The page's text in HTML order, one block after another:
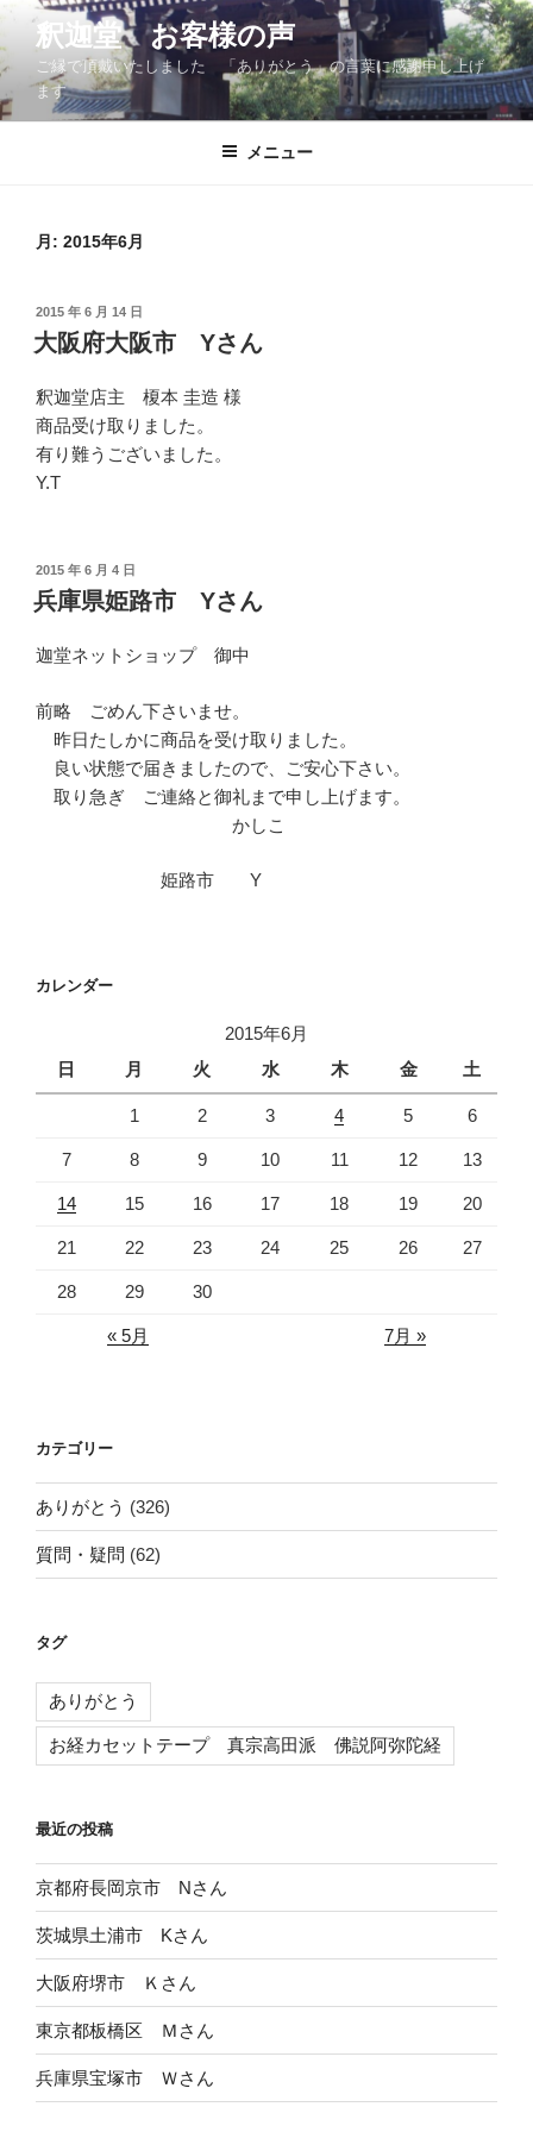
コ
テ
ン
ツ
釈迦堂 お客様の声
ご縁で頂戴いたしました 「ありがとう」の言葉に感謝申し上げ
ます
メニュー
月: 2015年6月
投
稿
日:
2015 年 6 月 14 日
大阪府大阪市 Yさん
釈迦堂店主 榎本 圭造 様
商品受け取りました。
有り難うございました。
Y.T
投
稿
日:
2015 年 6 月 4 日
兵庫県姫路市 Yさん
迦堂ネットショップ 御中
前略 ごめん下さいませ。
昨日たしかに商品を受け取りました。
良い状態で届きましたので、ご安心下さい。
取り急ぎ ご連絡と御礼まで申し上げます。
かしこ
姫路市 Y
カレンダー
2015年6月
日
月 火 水 木 金 土
1 2 3 4 5 6
7 8 9 10 11 12 13
14 15 16 17 18 19 20
21 22 23 24 25 26 27
28 29 30
« 5月 7月 »
カテゴリー
ありがとう (326)
質問・疑問 (62)
タグ
ありがとう
お経カセットテープ 真宗高田派 佛説阿弥陀経
最近の投稿
京都府長岡京市 Nさん
茨城県土浦市 Kさん
大阪府堺市 Ｋさん
東京都板橋区 Ｍさん
兵庫県宝塚市 Ｗさん